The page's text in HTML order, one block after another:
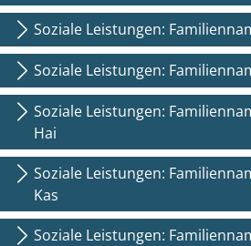
Soziale Leistungen:
Soziale Leistungen:
Soziale Leistungen:
Hai
Soziale Leistungen:
Kas
Soziale Leistungen: